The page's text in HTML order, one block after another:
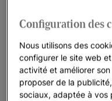
Configuration des
Nous utilisons des
configurer le site web
activité et améliorer
proposer de la
sociaux, adaptée à vos